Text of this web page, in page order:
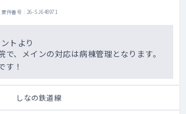
件番号 : 26-SJ648971
トより
で、メインの対応は病棟管理となります。
す！
しなの鉄道線